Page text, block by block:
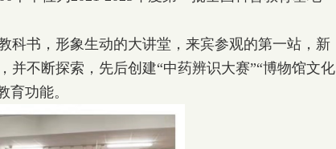
书，形象生动的大讲堂，来宾参观的第一站，新
不断探索，先后创建“中药辨识大赛”“博物馆文化
育功能。